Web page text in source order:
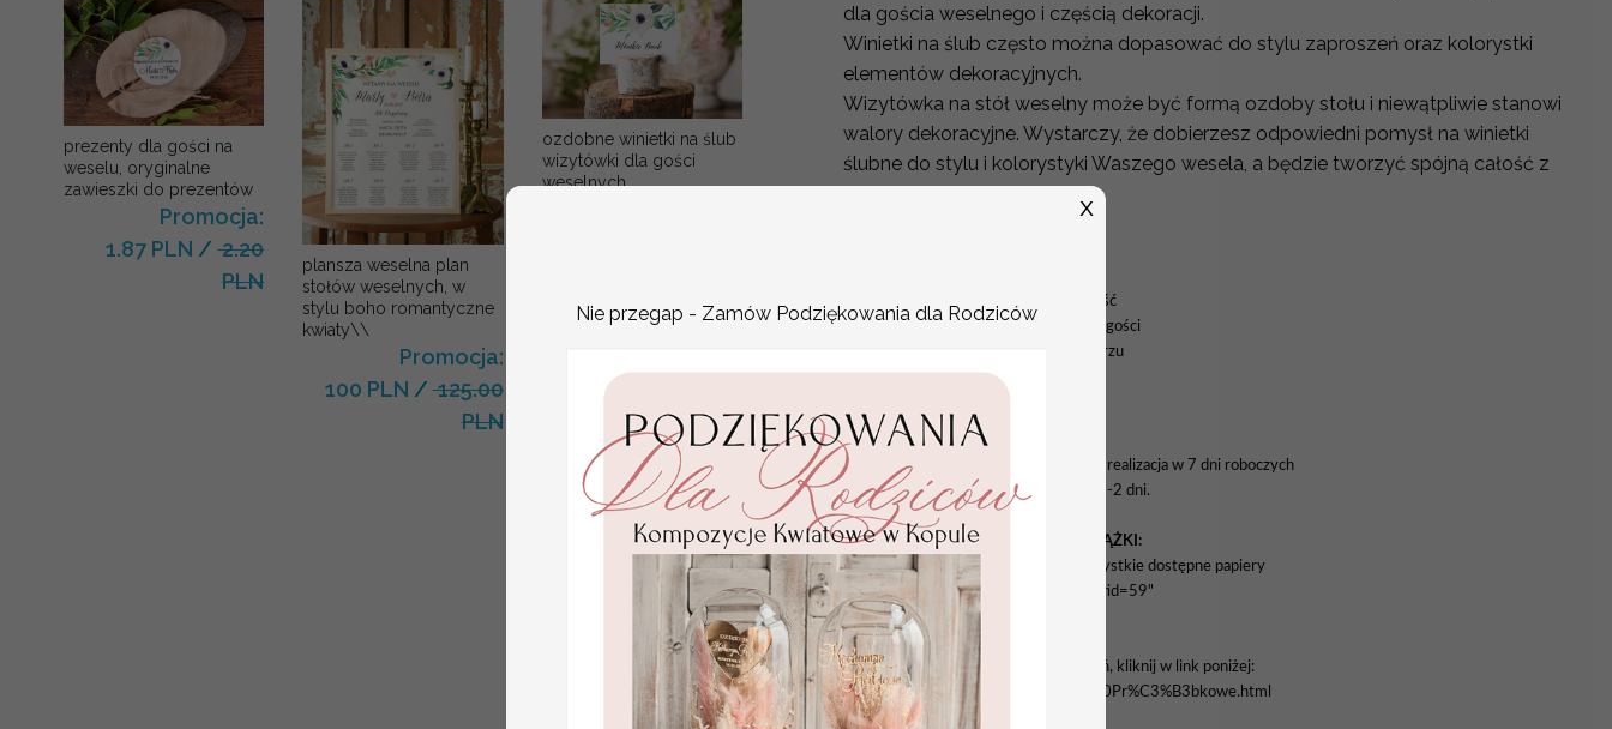
prezenty dla gości na
weselu, oryginalne
zawieszki do prezentów
Promocja:
1.87 PLN /2.20
PLN
plansza weselna plan
stołów weselnych, w
stylu boho romantyczne
kwiaty\\
Promocja:
100 PLN /125.00
PLN
ozdobne winietki na ślub
wizytówki dla gości
weselnych
eleganckie winietki na
stół weselny wizytówki
ślubne
Promocja:
2.50 PLN
dla gościa weselnego i częścią dekoracji.
Winietki na ślub często można dopasować do stylu zaproszeń oraz kolorystki
elementów dekoracyjnych.
Wizytówka na stół weselny może być formą ozdoby stołu i niewątpliwie stanowi
walory dekoracyjne. Wystarczy, że dobierzesz odpowiedni pomysł na winietki
ślubne do stylu i kolorystyki Waszego wesela, a będzie tworzyć spójną całość z
dekoracjami.
6cm wysokość 9 cm szerokość
W cenie:winietka z nadrukiem danych gości
proszę dołączyć w formularzu
Minimalna ilość: 20 sztuk
USŁUGA EKSPRESSOWA:
Dopłata 40% do wartości zamówienia i realizacja w 7 dni roboczych
od potwierdzenia proejktu + dostawa 1-2 dni.
ZOBACZ DOSTĘPNE PAPIERY I WSTĄŻKI:
Kliknij w link poniżej aby zobaczyć wszystkie dostępne papiery
http://decoris.pl/index.php?p=tmenu&tid=59"
PRÓBKI:
Aby zamówić próbki naszych zaproszeń, kliknij w link poniżej:
http://decoris.pl/c/0/459/Zestawy%20Pr%C3%B3bkowe.html
Nie przegap - Zamów Podziękowania dla Rodziców
X